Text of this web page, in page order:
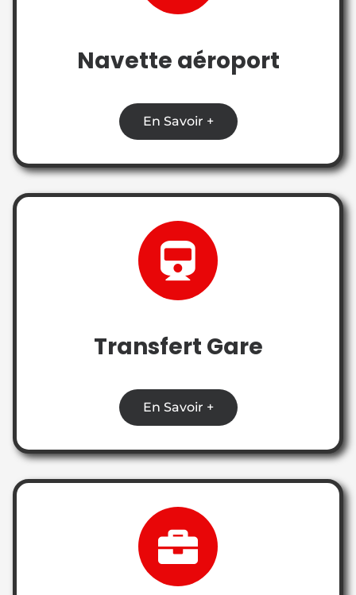
Navette aéroport
En Savoir +
Transfert Gare
En Savoir +